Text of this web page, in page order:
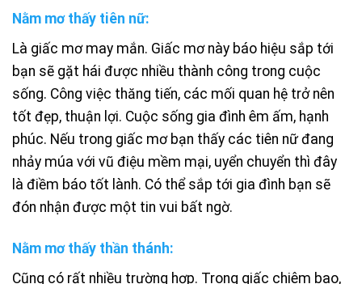
Nằm mơ thấy tiên nữ:
Là giấc mơ may mắn. Giấc mơ này báo hiệu sắp tới
bạn sẽ gặt hái được nhiều thành công trong cuộc
sống. Công việc thăng tiến, các mối quan hệ trở nên
tốt đẹp, thuận lợi. Cuộc sống gia đình êm ấm, hạnh
phúc. Nếu trong giấc mơ bạn thấy các tiên nữ đang
nhảy múa với vũ điệu mềm mại, uyển chuyển thì đây
là điềm báo tốt lành. Có thể sắp tới gia đình bạn sẽ
đón nhận được một tin vui bất ngờ.
Nằm mơ thấy thần thánh:
Cũng có rất nhiều trường hợp. Trong giấc chiêm bao,